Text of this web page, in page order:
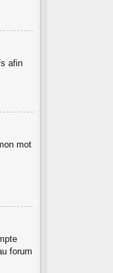
afin
mot
forum